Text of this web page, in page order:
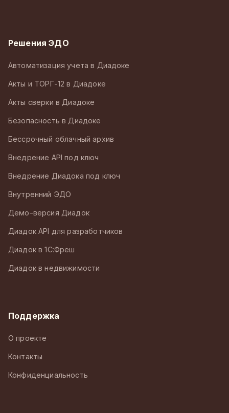
Решения ЭДО
Автоматизация учета в Диадоке
Акты и ТОРГ-12 в Диадоке
Акты сверки в Диадоке
Безопасность в Диадоке
Бессрочный облачный архив
Внедрение API под ключ
Внедрение Диадока под ключ
Внутренний ЭДО
Демо-версия Диадок
Диадок API для разработчиков
Диадок в 1С:Фреш
Диадок в недвижимости
Поддержка
О проекте
Контакты
Конфиденциальность